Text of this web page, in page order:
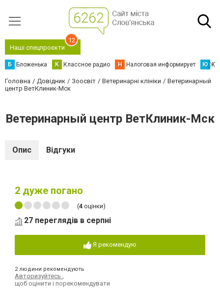
Наші спецпроєкти
12
Б Бложенька К Классное радио Н Налоговая информирует Ю
Головна Довідник Зоосвіт Ветеринарні клініки
Ветеринарный
центр ВетКлиник-Мск
Ветеринарный центр ВетКлиник-Мск
Опис Відгуки
2 дуже погано
(4 оцінки)
27 переглядів в серпні
Я рекомендую
2 людини рекомендують
Авторизуйтесь
щоб оцінити і порекомендувати